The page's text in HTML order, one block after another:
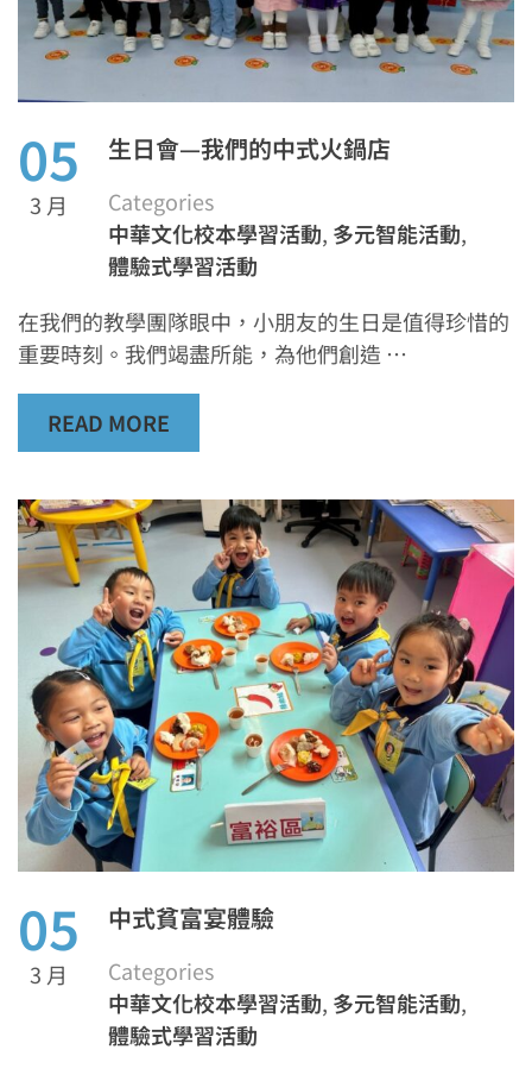
05
3 月
生日會—我們的中式火鍋店
Categories
中華文化校本學習活動, 多元智能活動,
體驗式學習活動
在我們的教學團隊眼中，小朋友的生日是值得珍惜的
重要時刻。我們竭盡所能，為他們創造 …
READ MORE
05
3 月
中式貧富宴體驗
Categories
中華文化校本學習活動, 多元智能活動,
體驗式學習活動